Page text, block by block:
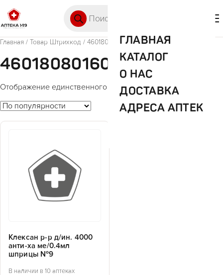
ГЛАВНАЯ
КАТАЛОГ
О НАС
ДОСТАВКА
АДРЕСА АПТЕК
Главная / Товар Штрихкод / 4601808016000
4601808016000
Отображение единственного товара
Клексан р-р д/ин. 4000
анти-ха ме/0.4мл
шприцы №9
В наличии в 10 аптеках